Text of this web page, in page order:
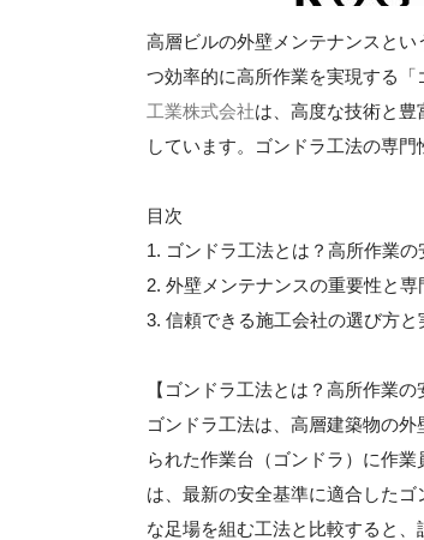
高層ビルの外壁メンテナンスと
つ効率的に高所作業を実現する
工業株式会社は、高度な技術と
しています。ゴンドラ工法の専
目次
1. ゴンドラ工法とは？高所作業
2. 外壁メンテナンスの重要性と専
3. 信頼できる施工会社の選び方と
【ゴンドラ工法とは？高所作業の
ゴンドラ工法は、高層建築物の
られた作業台（ゴンドラ）に作
は、最新の安全基準に適合した
な足場を組む工法と比較すると